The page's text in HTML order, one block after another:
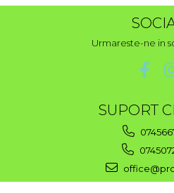
Urmareste-ne in
SUPORT